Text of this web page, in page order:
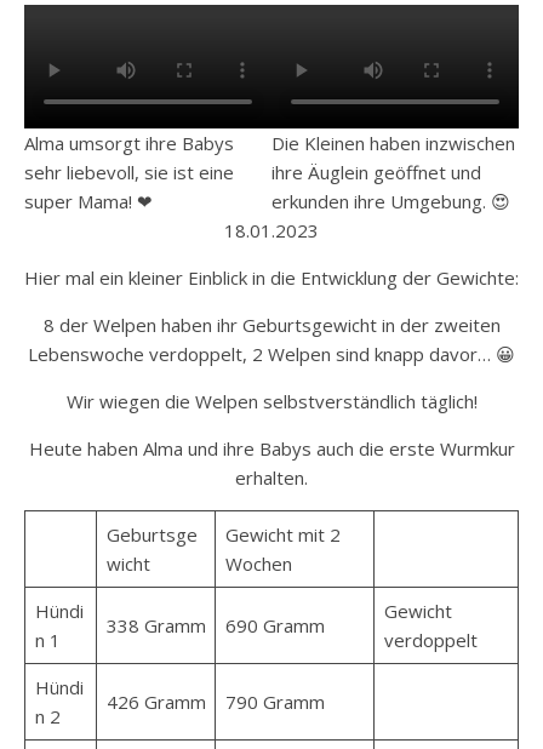
Alma umsorgt ihre Babys
sehr liebevoll, sie ist eine
super Mama! ❤
Die Kleinen haben inzwischen
ihre Äuglein geöffnet und
erkunden ihre Umgebung. 😍
18.01.2023
Hier mal ein kleiner Einblick in die Entwicklung der Gewichte:
8 der Welpen haben ihr Geburtsgewicht in der zweiten
Lebenswoche verdoppelt, 2 Welpen sind knapp davor… 😀
Wir wiegen die Welpen selbstverständlich täglich!
Heute haben Alma und ihre Babys auch die erste Wurmkur
erhalten.
Geburtsge
wicht
Gewicht mit 2
Wochen
Hündi
n 1
338 Gramm 690 Gramm
Gewicht
verdoppelt
Hündi
n 2
426 Gramm 790 Gramm